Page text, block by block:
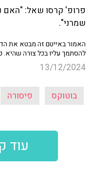
פרופ' קרסו שאל: "האם
שמרני".
האמור באייטם זה מבטא את
להסתמך עליו בכל צורה
13/12/2024
בוטוקס פיסורה
עוד